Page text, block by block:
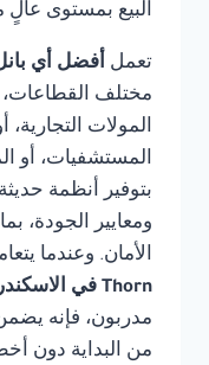
البيع بمستوى عالٍ
تعمل أفضل أي
مختلف القطاعات،
المولات التجارية،
المستشفيات، أو
بتوفير أنظمة
ومعايير الجودة،
الأمان. وعندما
Thorn في الاسكندرية
مدربون، فإنه
من البداية دون